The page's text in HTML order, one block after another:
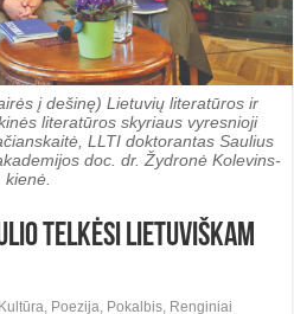
į dešinę) Lietuvių literatūros ir
literatūros skyriaus vyresnioji
LLTI dok­torantas Saulius
doc. dr. Žydronė Ko­le­vins­
kienė.
telkėsi lietuviškam
Kultūra Poezija Pokalbis Renginiai